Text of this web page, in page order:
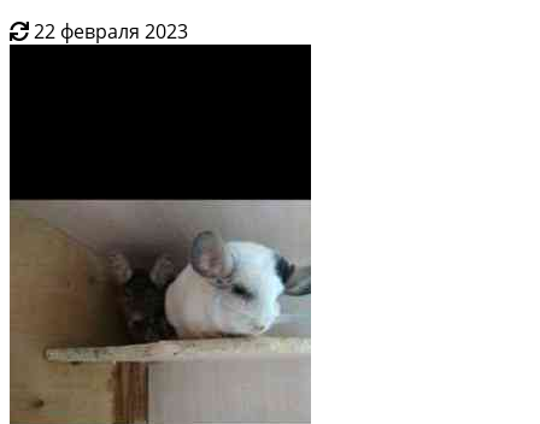
22 февраля 2023